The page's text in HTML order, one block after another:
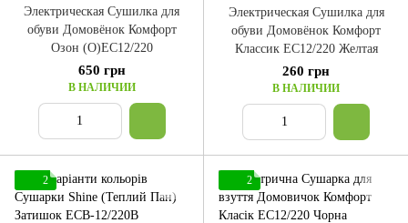
Электрическая Сушилка для
обуви Домовёнок Комфорт
Озон (О)ЕС12/220
650 грн
В НАЛИЧИИ
Электрическая Сушилка для
обуви Домовёнок Комфорт
Классик ЕС12/220 Желтая
260 грн
В НАЛИЧИИ
2 2